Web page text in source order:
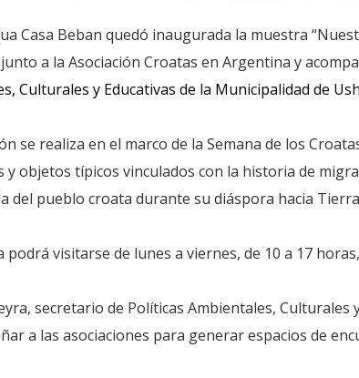
Casa Beban quedó inaugurada la muestra
a la Asociación Croatas en Argentina y
Culturales y Educativas de la Municipalidad de
se realiza en el marco de la Semana de los
objetos típicos vinculados con la historia de
del pueblo croata durante su diáspora hacia
podrá visitarse de lunes a viernes, de 10 a 17
secretario de Políticas Ambientales, Culturales
a las asociaciones para generar espacios de